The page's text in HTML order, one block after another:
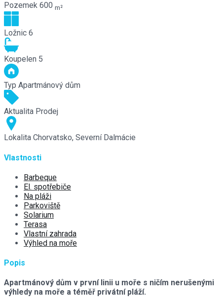
Pozemek 600 m²
Ložnic 6
Koupelen 5
Typ Apartmánový dům
Aktualita Prodej
Lokalita Chorvatsko, Severní Dalmácie
Vlastnosti
Barbeque
El. spotřebiče
Na pláži
Parkoviště
Solarium
Terasa
Vlastní zahrada
Výhled na moře
Popis
Apartmánový dům v první linii u moře s ničím nerušenými
výhledy na moře a téměř privátní pláží.